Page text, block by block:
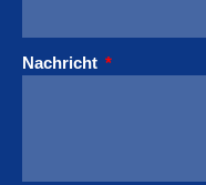
Nachricht